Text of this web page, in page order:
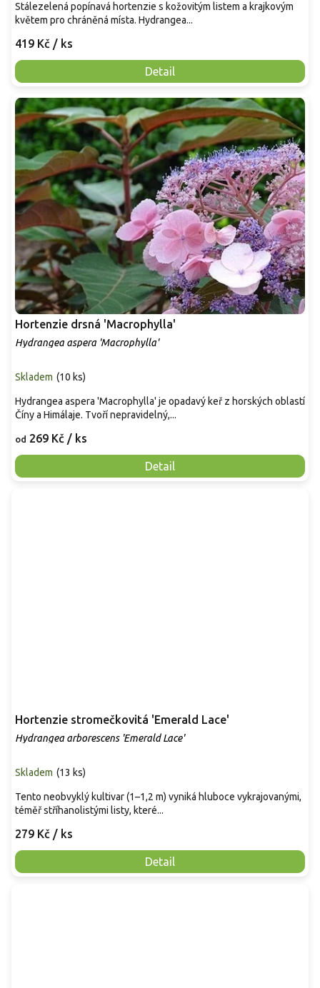
419 Kč / ks
Detail
Stálezelená popínavá hortenzie s kožovitým listem a krajkovým
květem pro chráněná místa. Hydrangea...
Hortenzie drsná 'Macrophylla'
Hydrangea aspera 'Macrophylla'
Skladem (10 ks)
od 269 Kč / ks
Detail
Hydrangea aspera 'Macrophylla' je opadavý keř z horských oblastí
Číny a Himálaje. Tvoří nepravidelný,...
Hortenzie stromečkovitá 'Emerald Lace'
Hydrangea arborescens 'Emerald Lace'
Skladem (13 ks)
279 Kč / ks
Detail
Tento neobvyklý kultivar (1–1,2 m) vyniká hluboce vykrajovanými,
téměř stříhanolistými listy, které...